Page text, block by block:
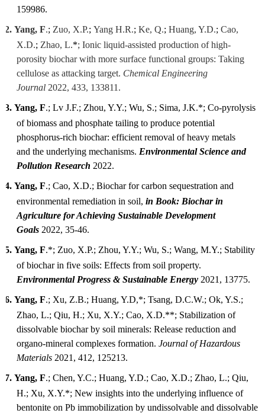
159986.
2. Yang, F.; Zuo, X.P.; Yang H.R.; Ke, Q.; Huang, Y.D.; Cao,
X.D.; Zhao, L.*; Ionic liquid-assisted production of high-
porosity biochar with more surface functional groups: Taking
cellulose as attacking target. Chemical Engineering
Journal 2022, 433, 133811.
3. Yang, F.; Lv J.F.; Zhou, Y.Y.; Wu, S.; Sima, J.K.*; Co-pyrolysis
of biomass and phosphate tailing to produce potential
phosphorus-rich biochar: efficient removal of heavy metals
and the underlying mechanisms. Environmental Science and
Pollution Research 2022.
4. Yang, F.; Cao, X.D.; Biochar for carbon sequestration and
environmental remediation in soil, in Book: Biochar in
Agriculture for Achieving Sustainable Development
Goals 2022, 35-46.
5. Yang, F.*; Zuo, X.P.; Zhou, Y.Y.; Wu, S.; Wang, M.Y.; Stability
of biochar in five soils: Effects from soil property.
Environmental Progress & Sustainable Energy 2021, 13775.
6. Yang, F.; Xu, Z.B.; Huang, Y.D,*; Tsang, D.C.W.; Ok, Y.S.;
Zhao, L.; Qiu, H.; Xu, X.Y.; Cao, X.D.**; Stabilization of
dissolvable biochar by soil minerals: Release reduction and
organo-mineral complexes formation. Journal of Hazardous
Materials 2021, 412, 125213.
7. Yang, F.; Chen, Y.C.; Huang, Y.D.; Cao, X.D.; Zhao, L.; Qiu,
H.; Xu, X.Y.*; New insights into the underlying influence of
bentonite on Pb immobilization by undissolvable and dissolvable